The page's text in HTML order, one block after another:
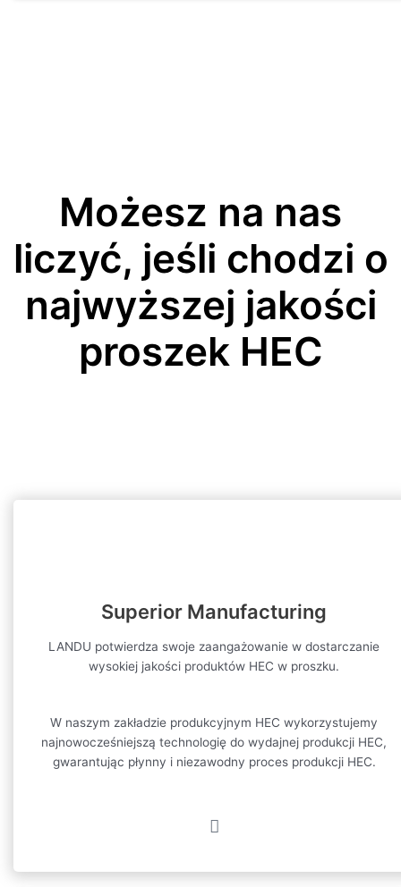
Możesz na nas
liczyć, jeśli chodzi o
najwyższej jakości
proszek HEC
Superior Manufacturing
LANDU potwierdza swoje zaangażowanie w dostarczanie
wysokiej jakości produktów HEC w proszku.
W naszym zakładzie produkcyjnym HEC wykorzystujemy
najnowocześniejszą technologię do wydajnej produkcji HEC,
gwarantując płynny i niezawodny proces produkcji HEC.